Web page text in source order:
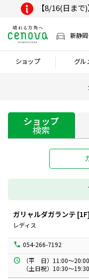
【8/16(日ま
新静
ショップ グル
ショップ
検索
ガリャルダガランテ [1F]
レディス
054-266-7192
（平　日）11:00～20:00
（土日祝）10:30～19:30